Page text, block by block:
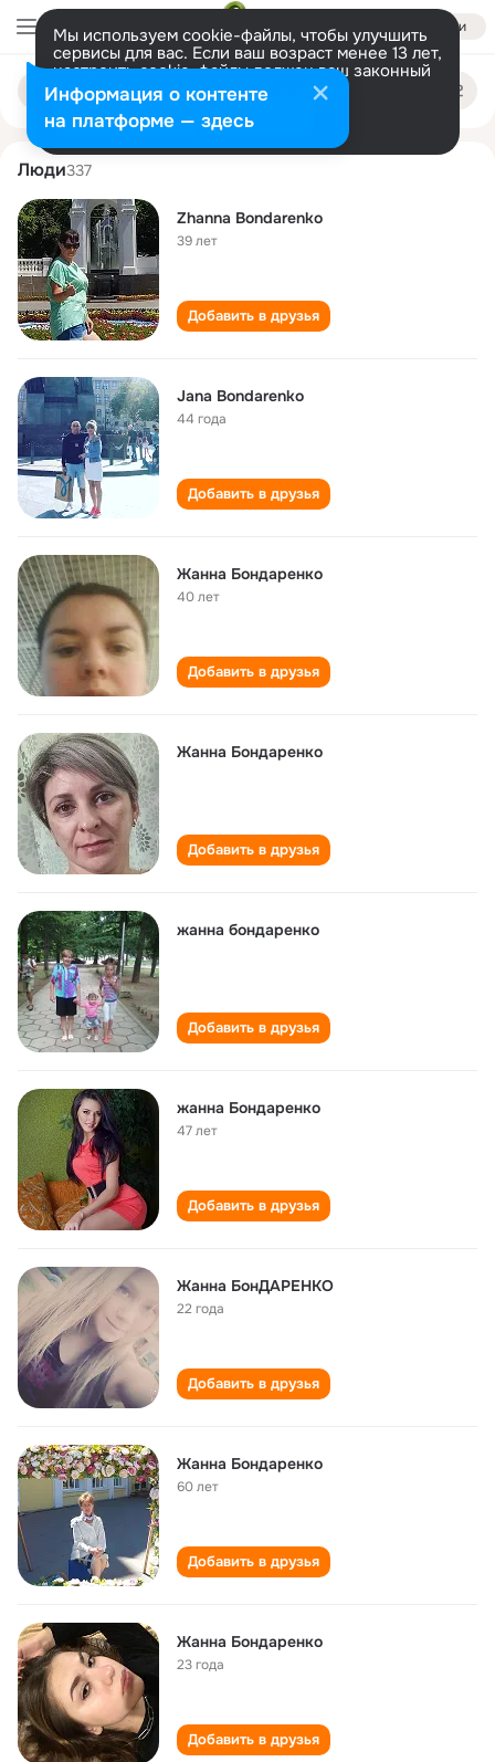
Войти
Мы используем cookie-файлы, чтобы улучшить
сервисы для вас. Если ваш возраст менее 13 лет,
настроить cookie-файлы должен ваш законный
представитель. Больше информации
Разрешить все Настроить
Поиск
людям
zhanna bondarenko
Люди337
Zhanna Bondarenko
39 лет
Добавить в друзья
Jana Bondarenko
44 года
Добавить в друзья
Жанна Бондаренко
40 лет
Добавить в друзья
Жанна Бондаренко
Добавить в друзья
жанна бондаренко
Добавить в друзья
жанна Бондаренко
47 лет
Добавить в друзья
Жанна БонДАРЕНКО
22 года
Добавить в друзья
Жанна Бондаренко
60 лет
Добавить в друзья
Жанна Бондаренко
23 года
Добавить в друзья
Информация о контенте
на платформе — здесь